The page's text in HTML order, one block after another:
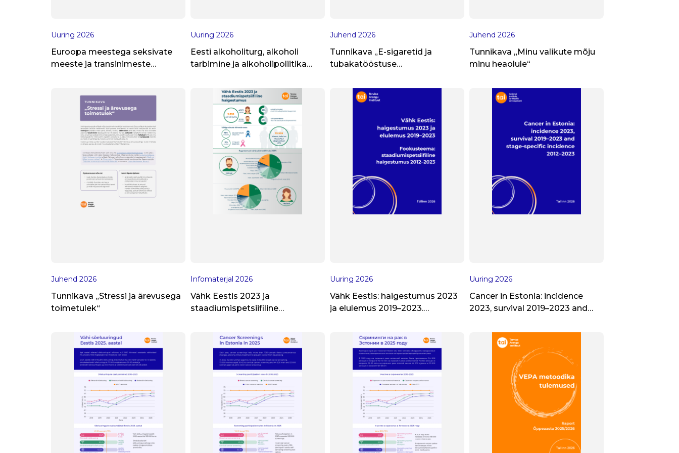
Uuring 2026
Euroopa meestega seksivate
meeste ja transinimeste
Uuring 2026
Eesti alkoholiturg, alkoholi
tarbimine ja alkoholipoliitika
Juhend 2026
Tunnikava „E-sigaretid ja
tubakatööstuse
Juhend 2026
Tunnikava „Minu valikute mõju
minu heaolule“
Juhend 2026
Tunnikava „Stressi ja ärevusega
toimetulek“
Infomaterjal 2026
Vähk Eestis 2023 ja
staadiumispetsiifiline
Uuring 2026
Vähk Eestis: haigestumus 2023
ja elulemus 2019–2023.
haigestumus 2012–2023
Uuring 2026
Cancer in Estonia: incidence
2023, survival 2019–2023 and